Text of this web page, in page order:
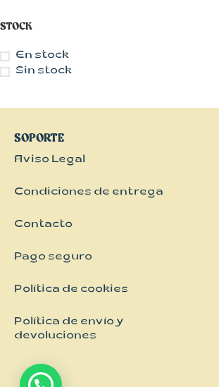
Jerseys
Kimonos
STOCK
En stock
Sin stock
SOPORTE
Aviso Legal
Condiciones de entrega
Contacto
Pago seguro
Política de cookies
Política de envío y
devoluciones